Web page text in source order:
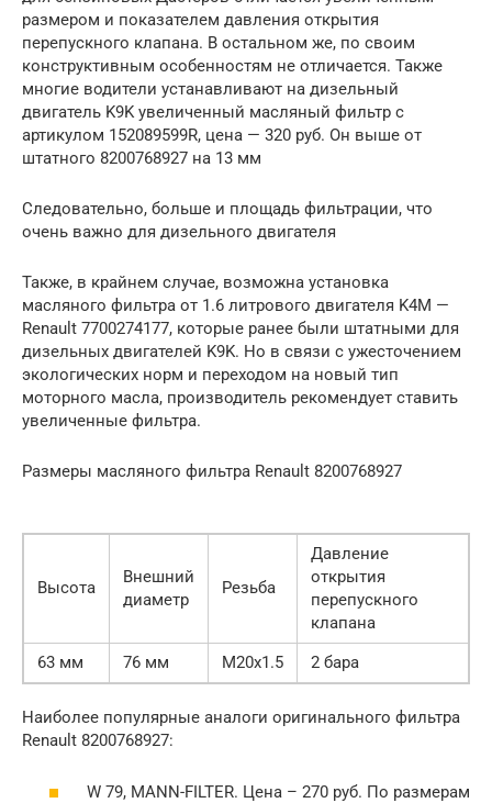
размером и показателем давления открытия
перепускного клапана. В остальном же, по своим
конструктивным особенностям не отличается. Также
многие водители устанавливают на дизельный
двигатель K9K увеличенный масляный фильтр с
артикулом 152089599R, цена — 320 руб. Он выше от
штатного 8200768927 на 13 мм
Следовательно, больше и площадь фильтрации, что
очень важно для дизельного двигателя
Также, в крайнем случае, возможна установка
масляного фильтра от 1.6 литрового двигателя K4M —
Renault 7700274177, которые ранее были штатными для
дизельных двигателей K9K. Но в связи с ужесточением
экологических норм и переходом на новый тип
моторного масла, производитель рекомендует ставить
увеличенные фильтра.
Размеры масляного фильтра Renault 8200768927
Высота
Внешний
диаметр
Резьба
Давление
открытия
перепускного
клапана
63 мм
76 мм M20x1.5 2 бара
Наиболее популярные аналоги оригинального фильтра
Renault 8200768927:
W 79, MANN-FILTER. Цена – 270 руб. По размерам